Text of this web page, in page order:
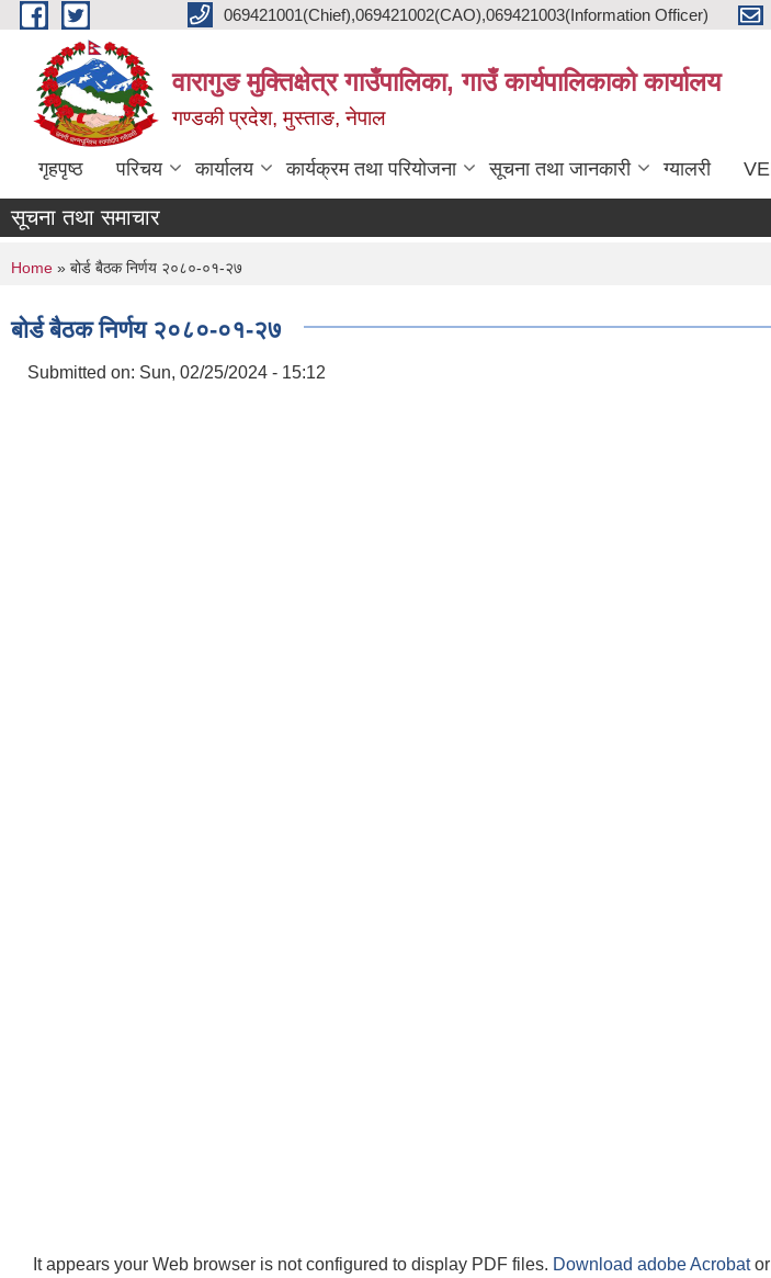
Skip to main content 069421001(Chief),069421002(CAO),069421003(Information Officer)
वारागुङ मुक्तिक्षेत्र गाउँपालिका, गाउँ कार्यपालिकाको कार्यालय
गण्डकी प्रदेश, मुस्ताङ, नेपाल
गृहपृष्ठ परिचय कार्यालय कार्यक्रम तथा परियोजना सूचना तथा जानकारी ग्यालरी
सूचना तथा समाचार
You are here
Home » बोर्ड बैठक निर्णय २०८०-०१-२७
बोर्ड बैठक निर्णय २०८०-०१-२७
Submitted on: Sun, 02/25/2024 - 15:12
It appears your Web browser is not configured to display PDF files. Download adobe Acrobator